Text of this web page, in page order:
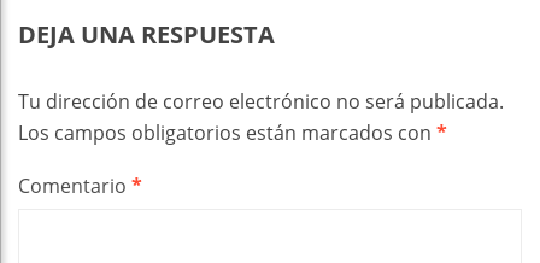
DEJA UNA RESPUESTA
Tu dirección de correo electrónico no será publicada.
Los campos obligatorios están marcados con *
Comentario *